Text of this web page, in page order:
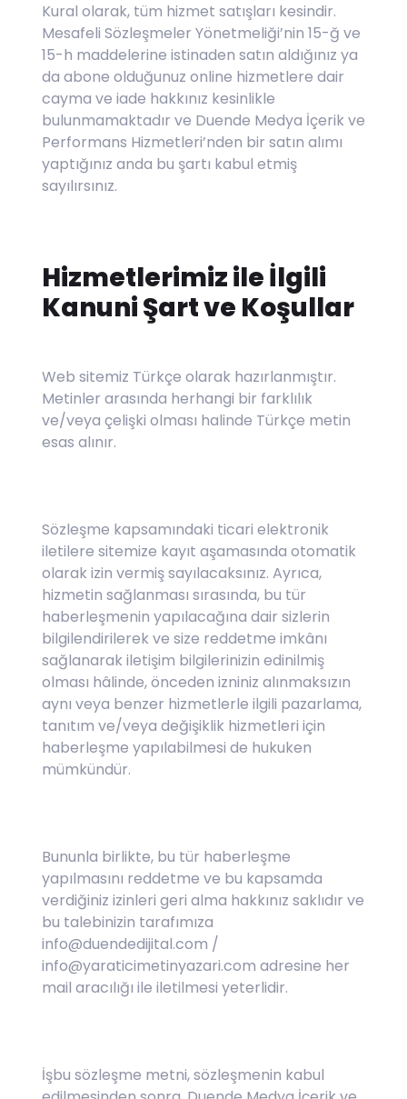
Kural olarak, tüm hizmet satışları kesindir.
Mesafeli Sözleşmeler Yönetmeliği’nin 15-ğ ve
15-h maddelerine istinaden satın aldığınız ya
da abone olduğunuz online hizmetlere dair
cayma ve iade hakkınız kesinlikle
bulunmamaktadır ve Duende Medya İçerik ve
Performans Hizmetleri’nden bir satın alımı
yaptığınız anda bu şartı kabul etmiş
sayılırsınız.
Hizmetlerimiz ile İlgili
Kanuni Şart ve Koşullar
Web sitemiz Türkçe olarak hazırlanmıştır.
Metinler arasında herhangi bir farklılık
ve/veya çelişki olması halinde Türkçe metin
esas alınır.
Sözleşme kapsamındaki ticari elektronik
iletilere sitemize kayıt aşamasında otomatik
olarak izin vermiş sayılacaksınız. Ayrıca,
hizmetin sağlanması sırasında, bu tür
haberleşmenin yapılacağına dair sizlerin
bilgilendirilerek ve size reddetme imkânı
sağlanarak iletişim bilgilerinizin edinilmiş
olması hâlinde, önceden izniniz alınmaksızın
aynı veya benzer hizmetlerle ilgili pazarlama,
tanıtım ve/veya değişiklik hizmetleri için
haberleşme yapılabilmesi de hukuken
mümkündür.
Bununla birlikte, bu tür haberleşme
yapılmasını reddetme ve bu kapsamda
verdiğiniz izinleri geri alma hakkınız saklıdır ve
bu talebinizin tarafımıza
info@duendedijital.com /
info@yaraticimetinyazari.com adresine her
mail aracılığı ile iletilmesi yeterlidir.
İşbu sözleşme metni, sözleşmenin kabul